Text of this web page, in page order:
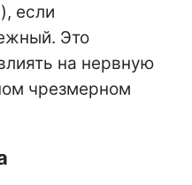
если
Это
на нервную
чрезмерном